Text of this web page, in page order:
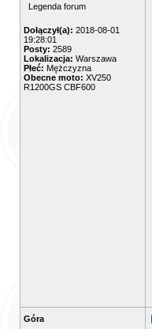
Legenda forum
Dołączył(a): 2018-08-01
19:28:01
Posty: 2589
Lokalizacja: Warszawa
Płeć: Mężczyzna
Obecne moto: XV250
R1200GS CBF600
Góra